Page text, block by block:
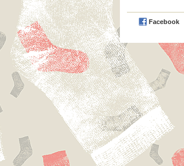
Facebook